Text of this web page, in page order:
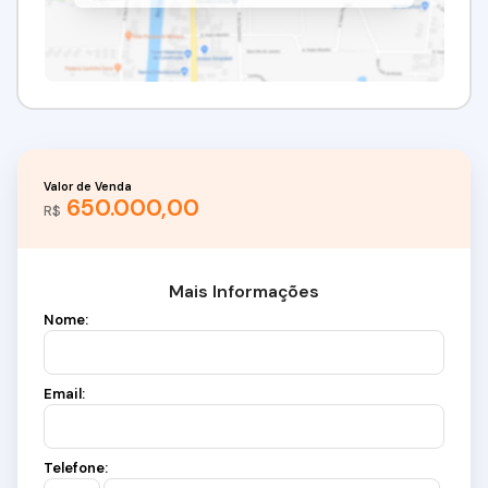
R$ 650.000,00
Valor de Venda
Mais Informações
Nome:
Email:
Telefone: